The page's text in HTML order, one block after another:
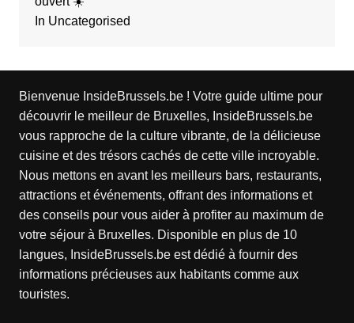
In Uncategorised
Bienvenue InsideBrussels.be ! Votre guide ultime pour
découvrir le meilleur de Bruxelles, InsideBrussels.be
vous rapproche de la culture vibrante, de la délicieuse
cuisine et des trésors cachés de cette ville incroyable.
Nous mettons en avant les meilleurs bars, restaurants,
attractions et événements, offrant des informations et
des conseils pour vous aider à profiter au maximum de
votre séjour à Bruxelles. Disponible en plus de 10
langues, InsideBrussels.be est dédié à fournir des
informations précieuses aux habitants comme aux
touristes.